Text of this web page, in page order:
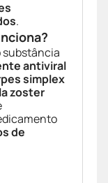
.
substância
antiviral
simplex
zoster
de